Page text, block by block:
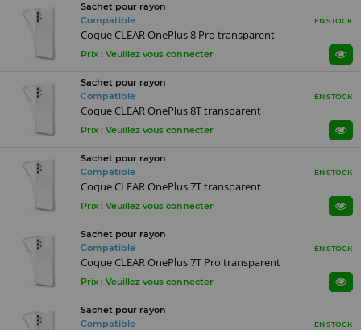
Sachet pour rayon
Compatible
EN STOCK
Coque CLEAR OnePlus 8 Pro transparent
Prix : Veuillez vous connecter
Sachet pour rayon
Compatible
EN STOCK
Coque CLEAR OnePlus 8T transparent
Prix : Veuillez vous connecter
Sachet pour rayon
Compatible
EN STOCK
Coque CLEAR OnePlus 7T transparent
Prix : Veuillez vous connecter
Sachet pour rayon
Compatible
EN STOCK
Coque CLEAR OnePlus 7T Pro transparent
Prix : Veuillez vous connecter
Sachet pour rayon
Compatible
EN STOCK